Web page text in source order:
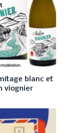
blanc et
viognier